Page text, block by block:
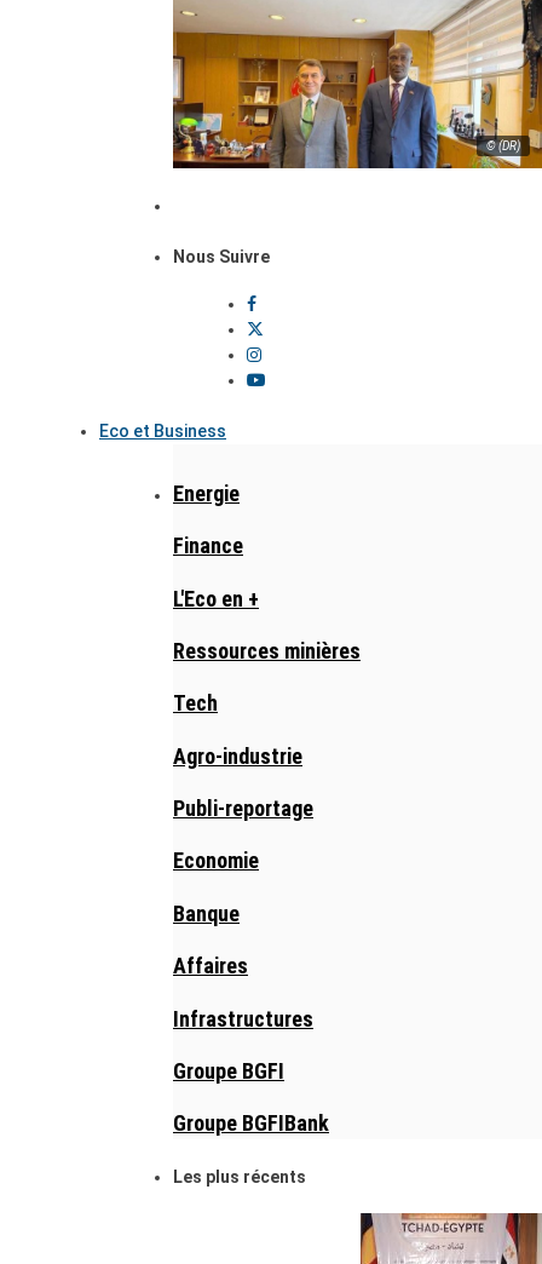
© (DR)
Nous Suivre
Eco et Business
Energie
Finance
L'Eco en +
Ressources minières
Tech
Agro-industrie
Publi-reportage
Economie
Banque
Affaires
Infrastructures
Groupe BGFI
Groupe BGFIBank
Les plus récents